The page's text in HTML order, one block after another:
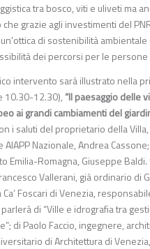
tra bosco, viti e uliveti ma
grazie agli investimenti del
di sostenibilità
dei percorsi per le
intervento sarà illustrato nella
10.30-12.30),“Il paesaggio delle
ai grandi cambiamenti del
i saluti del proprietario della
Nazionale, Andrea
Emilia-Romagna, Giuseppe
Vallerani, già ordinario di
Foscari di Venezia,
parlerà di “Ville e idrografia tra
di Paolo Faccio, ingegnere,
di Architettura di